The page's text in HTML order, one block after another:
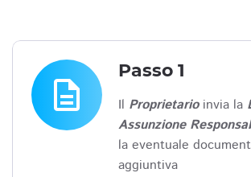
description
Passo 1
Il Proprietarioinvia la
Assunzione
la eventuale
aggiuntiva